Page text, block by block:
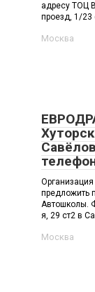
адресу ТОЦ
проезд, 1/23
Москва
предложить
Автошколы.
я, 29 ст2 в
Москва